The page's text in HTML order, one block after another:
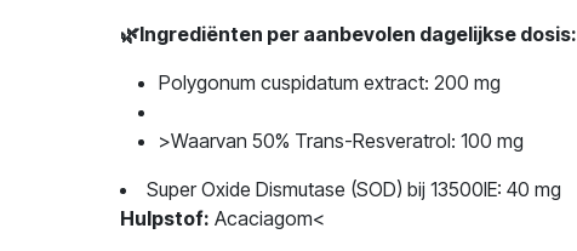
🌿Ingrediënten per aanbevolen dagelijkse dosis:
Polygonum cuspidatum extract: 200 mg
>Waarvan 50% Trans-Resveratrol: 100 mg
Super Oxide Dismutase (SOD) bij 13500IE: 40 mg
Hulpstof: Acaciagom<